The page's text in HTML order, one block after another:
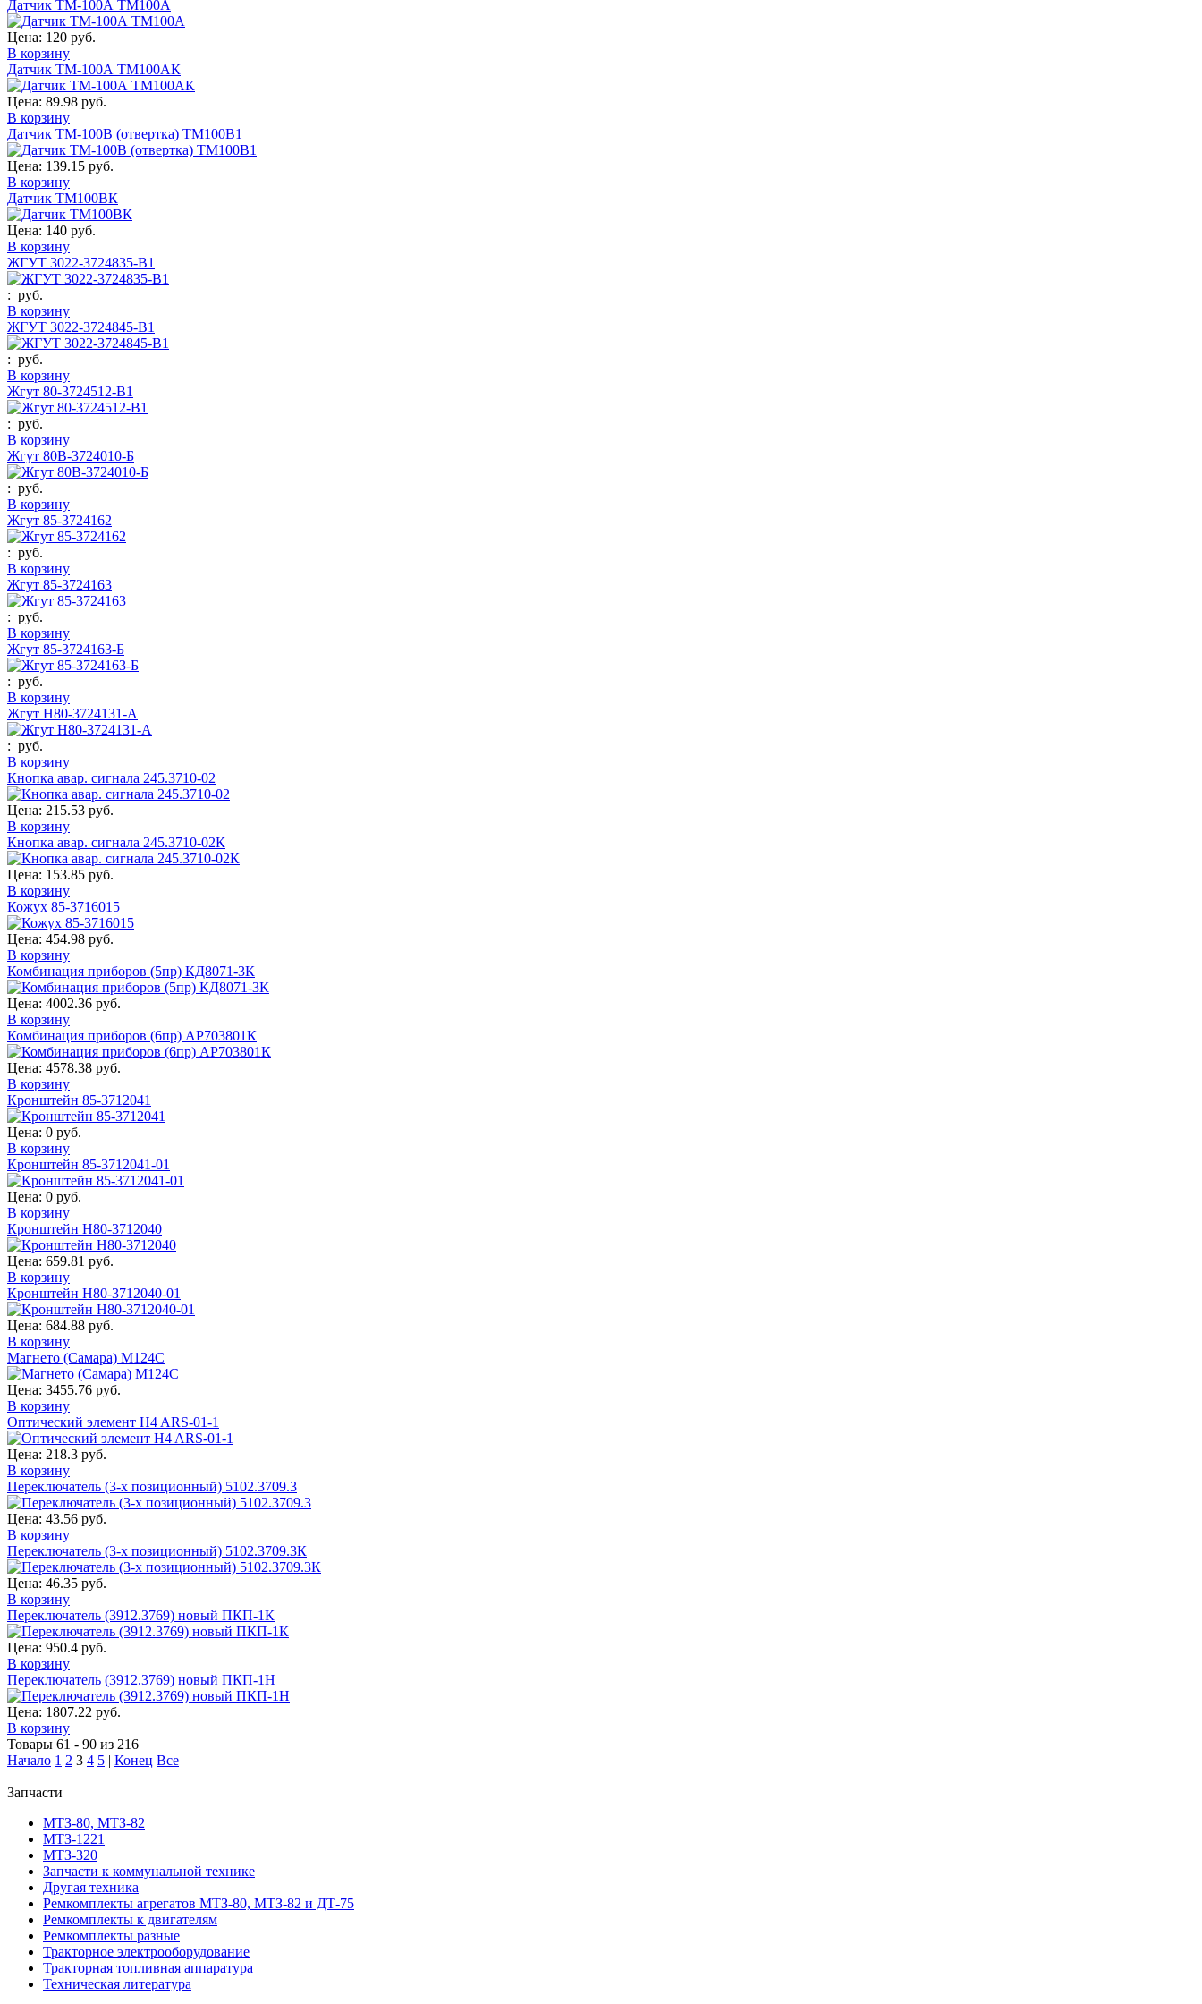
Датчик ТМ-100А ТМ100А
Цена: 120 руб.
В корзину
Датчик ТМ-100А ТМ100АК
Цена: 89.98 руб.
В корзину
Датчик ТМ-100В (отвертка) ТМ100В1
Цена: 139.15 руб.
В корзину
Датчик ТМ100ВК
Цена: 140 руб.
В корзину
ЖГУТ 3022-3724835-В1
: руб.
В корзину
ЖГУТ 3022-3724845-В1
: руб.
В корзину
Жгут 80-3724512-В1
: руб.
В корзину
Жгут 80В-3724010-Б
: руб.
В корзину
Жгут 85-3724162
: руб.
В корзину
Жгут 85-3724163
: руб.
В корзину
Жгут 85-3724163-Б
: руб.
В корзину
Жгут Н80-3724131-А
: руб.
В корзину
Кнопка авар. сигнала 245.3710-02
Цена: 215.53 руб.
В корзину
Кнопка авар. сигнала 245.3710-02К
Цена: 153.85 руб.
В корзину
Кожух 85-3716015
Цена: 454.98 руб.
В корзину
Комбинация приборов (5пр) КД8071-3К
Цена: 4002.36 руб.
В корзину
Комбинация приборов (6пр) АР703801К
Цена: 4578.38 руб.
В корзину
Кронштейн 85-3712041
Цена: 0 руб.
В корзину
Кронштейн 85-3712041-01
Цена: 0 руб.
В корзину
Кронштейн Н80-3712040
Цена: 659.81 руб.
В корзину
Кронштейн Н80-3712040-01
Цена: 684.88 руб.
В корзину
Магнето (Самара) М124С
Цена: 3455.76 руб.
В корзину
Оптический элемент H4 ARS-01-1
Цена: 218.3 руб.
В корзину
Переключатель (3-х позиционный) 5102.3709.3
Цена: 43.56 руб.
В корзину
Переключатель (3-х позиционный) 5102.3709.3К
Цена: 46.35 руб.
В корзину
Переключатель (3912.3769) новый ПКП-1К
Цена: 950.4 руб.
В корзину
Переключатель (3912.3769) новый ПКП-1Н
Цена: 1807.22 руб.
В корзину
Товары 61 - 90 из 216
Начало 1 2 3 4 5 | Конец Все
Запчасти
МТЗ-80, МТЗ-82
МТЗ-1221
МТЗ-320
Запчасти к коммунальной технике
Другая техника
Ремкомплекты агрегатов МТЗ-80, МТЗ-82 и ДТ-75
Ремкомплекты к двигателям
Ремкомплекты разные
Тракторное электрооборудование
Тракторная топливная аппаратура
Техническая литература